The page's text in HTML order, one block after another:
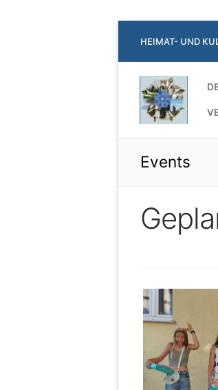
Inhalt
springen
HEIMAT- UND
Events